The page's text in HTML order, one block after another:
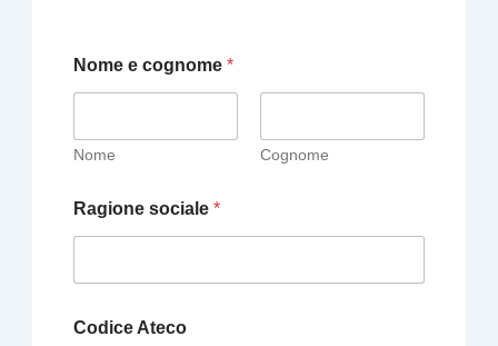
Nome e cognome *
Nome Cognome
Ragione sociale *
Codice Ateco